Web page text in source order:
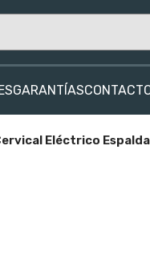
GARANTÍAS
Eléctrico